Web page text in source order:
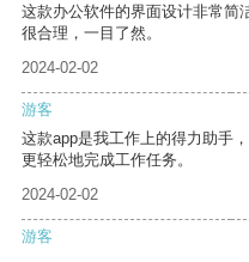
这款办公软件的界面设计非常简
很合理，一目了然。
2024-02-02
游客
这款app是我工作上的得力助手
更轻松地完成工作任务。
2024-02-02
游客